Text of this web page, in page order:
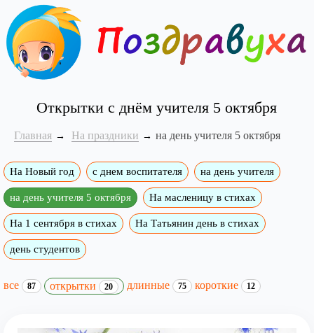
Открытки с днём учителя 5 октября
Главная На праздники на день учителя 5 октября
На Новый год с днем воспитателя на день учителя
на день учителя 5 октября На масленицу в стихах
На 1 сентября в стихах На Татьянин день в стихах
день студентов
все 87 открытки 20 длинные 75 короткие 12